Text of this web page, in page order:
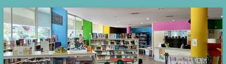
Skip
to
content